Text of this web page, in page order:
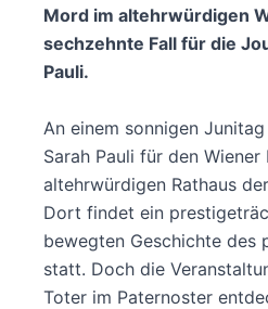
Mord im altehrwürdigen
sechzehnte Fall für die
Pauli.
An einem sonnigen
Sarah Pauli für den Wiener
altehrwürdigen Rathaus
Dort findet ein
bewegten Geschichte des
statt. Doch die
Toter im Paternoster